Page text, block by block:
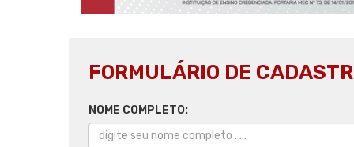
FORMULÁRIO DE
NOME COMPLETO: